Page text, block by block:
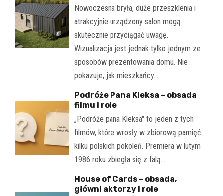
Nowoczesna bryła, duże przeszklenia i
atrakcyjnie urządzony salon mogą
skutecznie przyciągać uwagę.
Wizualizacja jest jednak tylko jednym ze
sposobów prezentowania domu. Nie
pokazuje, jak mieszkańcy…
Podróże Pana Kleksa – obsada
filmu i role
„Podróże pana Kleksa" to jeden z tych
filmów, które wrosły w zbiorową pamięć
kilku polskich pokoleń. Premiera w lutym
1986 roku zbiegła się z falą…
House of Cards – obsada,
główni aktorzy i role